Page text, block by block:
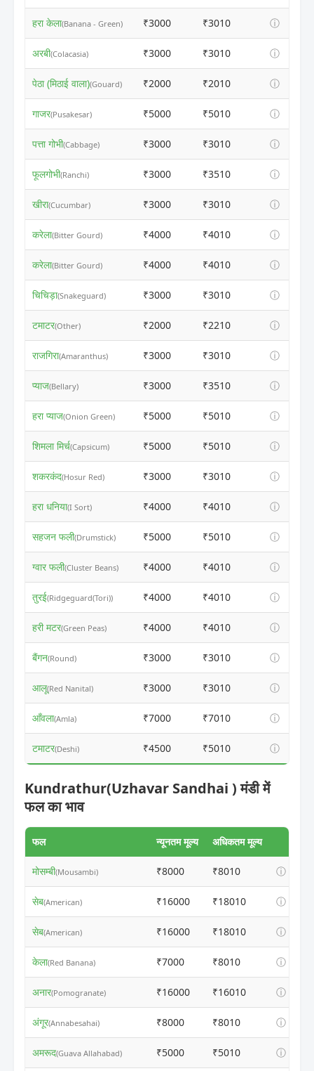
हरा केला(Banana - Green) ₹3000 ₹3010 ⓘ
अरबी(Colacasia) ₹3000 ₹3010 ⓘ
पेठा (मिठाई वाला)(Gouard) ₹2000 ₹2010 ⓘ
गाजर(Pusakesar) ₹5000 ₹5010 ⓘ
पत्ता गोभी(Cabbage) ₹3000 ₹3010 ⓘ
फूलगोभी(Ranchi) ₹3000 ₹3510 ⓘ
खीरा(Cucumbar) ₹3000 ₹3010 ⓘ
करेला(Bitter Gourd) ₹4000 ₹4010 ⓘ
करेला(Bitter Gourd) ₹4000 ₹4010 ⓘ
चिचिड़ा(Snakeguard) ₹3000 ₹3010 ⓘ
टमाटर(Other) ₹2000 ₹2210 ⓘ
राजगिरा(Amaranthus) ₹3000 ₹3010 ⓘ
प्याज(Bellary) ₹3000 ₹3510 ⓘ
हरा प्याज(Onion Green) ₹5000 ₹5010 ⓘ
शिमला मिर्च(Capsicum) ₹5000 ₹5010 ⓘ
शकरकंद(Hosur Red) ₹3000 ₹3010 ⓘ
हरा धनिया(I Sort) ₹4000 ₹4010 ⓘ
सहजन फली(Drumstick) ₹5000 ₹5010 ⓘ
ग्वार फली(Cluster Beans) ₹4000 ₹4010 ⓘ
तुरई(Ridgeguard(Tori)) ₹4000 ₹4010 ⓘ
हरी मटर(Green Peas) ₹4000 ₹4010 ⓘ
बैंगन(Round) ₹3000 ₹3010 ⓘ
आलू(Red Nanital) ₹3000 ₹3010 ⓘ
आँवला(Amla) ₹7000 ₹7010 ⓘ
टमाटर(Deshi) ₹4500 ₹5010 ⓘ
Kundrathur(Uzhavar Sandhai ) मंडी में
फल का भाव
फल न्यूनतम मूल्य अधिकतम मूल्य
मोसम्बी(Mousambi) ₹8000 ₹8010 ⓘ
सेब(American) ₹16000 ₹18010 ⓘ
सेब(American) ₹16000 ₹18010 ⓘ
केला(Red Banana) ₹7000 ₹8010 ⓘ
अनार(Pomogranate) ₹16000 ₹16010 ⓘ
अंगूर(Annabesahai) ₹8000 ₹8010 ⓘ
अमरूद(Guava Allahabad) ₹5000 ₹5010 ⓘ